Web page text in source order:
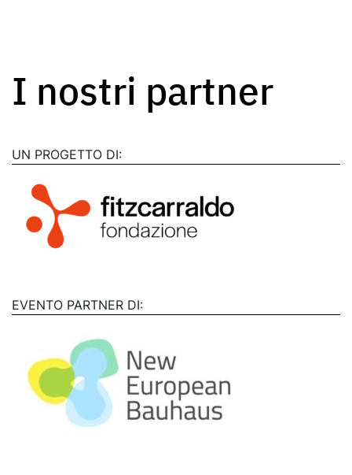
I nostri partner
UN PROGETTO DI:
EVENTO PARTNER DI: